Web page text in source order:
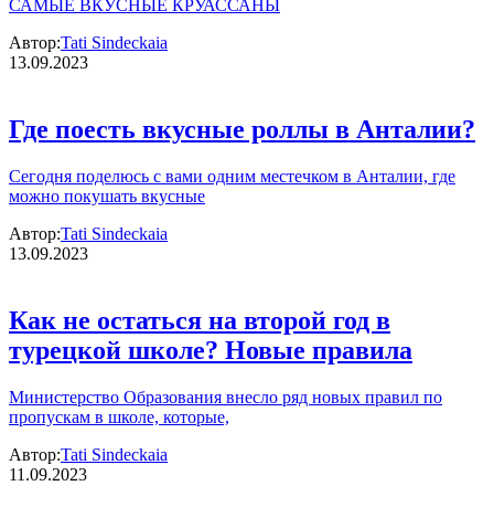
САМЫЕ ВКУСНЫЕ КРУАССАНЫ
Автор:Tati Sindeckaia
13.09.2023
Где поесть вкусные роллы в Анталии?
Сегодня поделюсь с вами одним местечком в Анталии, где
можно покушать вкусные
Автор:Tati Sindeckaia
13.09.2023
Как не остаться на второй год в
турецкой школе? Новые правила
Министерство Образования внесло ряд новых правил по
пропускам в школе, которые,
Автор:Tati Sindeckaia
11.09.2023